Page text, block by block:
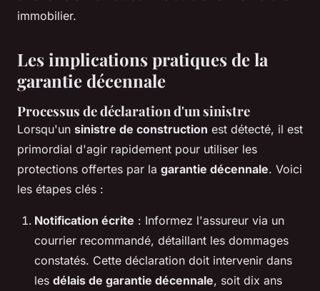
immobilier.
Les implications pratiques de la
garantie décennale
Processus de déclaration d'un sinistre
Lorsqu'un sinistre de construction est détecté, il est
primordial d'agir rapidement pour utiliser les
protections offertes par la garantie décennale. Voici
les étapes clés :
Notification écrite : Informez l'assureur via un
courrier recommandé, détaillant les dommages
constatés. Cette déclaration doit intervenir dans
les délais de garantie décennale, soit dix ans